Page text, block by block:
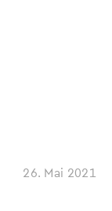
26. Mai 2021